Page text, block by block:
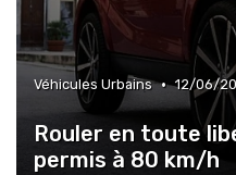
Véhicules Urbains • 12/06/
Rouler en toute
permis à 80 km/h